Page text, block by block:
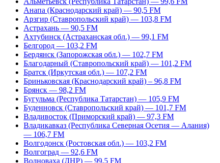
Анапа (Краснодарский край) — 90,5 FM
Арзгир (Ставропольский край) — 103,8 FM
Астрахань — 90,5 FM
Ахтубинск (Астраханская обл.) — 99,1 FM
Белгород — 103,2 FM
Бердянск (Запорожская обл.) — 102,7 FM
Благодарный (Ставропольский край) — 101,2 FM
Братск (Иркутская обл.) — 107,2 FM
Бриньковская (Краснодарский край) – 96,8 FM
Брянск — 98,2 FM
Бугульма (Республика Татарстан) — 105,9 FM
Буденновск (Ставропольский край) — 101,7 FM
Владивосток (Приморский край) — 97,3 FM
Владикавказ (Республика Северная Осетия — Алания)
— 106,7 FM
Волгодонск (Ростовская обл.) — 103,2 FM
Волгоград — 92,6 FM
Волноваха (ДНР) — 99,5 FM